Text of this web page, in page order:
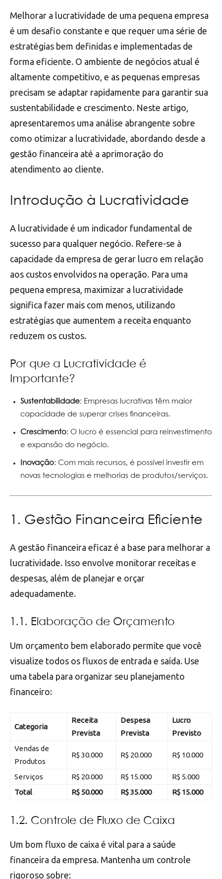
Melhorar a lucratividade de uma pequena empresa
é um desafio constante e que requer uma série de
estratégias bem definidas e implementadas de
forma eficiente. O ambiente de negócios atual é
altamente competitivo, e as pequenas empresas
precisam se adaptar rapidamente para garantir sua
sustentabilidade e crescimento. Neste artigo,
apresentaremos uma análise abrangente sobre
como otimizar a lucratividade, abordando desde a
gestão financeira até a aprimoração do
atendimento ao cliente.
Introdução à Lucratividade
A lucratividade é um indicador fundamental de
sucesso para qualquer negócio. Refere-se à
capacidade da empresa de gerar lucro em relação
aos custos envolvidos na operação. Para uma
pequena empresa, maximizar a lucratividade
significa fazer mais com menos, utilizando
estratégias que aumentem a receita enquanto
reduzem os custos.
Por que a Lucratividade é
Importante?
Sustentabilidade: Empresas lucrativas têm maior
capacidade de superar crises financeiras.
Crescimento: O lucro é essencial para reinvestimento
e expansão do negócio.
Inovação: Com mais recursos, é possível investir em
novas tecnologias e melhorias de produtos/serviços.
1. Gestão Financeira Eficiente
A gestão financeira eficaz é a base para melhorar a
lucratividade. Isso envolve monitorar receitas e
despesas, além de planejar e orçar
adequadamente.
1.1. Elaboração de Orçamento
Um orçamento bem elaborado permite que você
visualize todos os fluxos de entrada e saída. Use
uma tabela para organizar seu planejamento
financeiro:
Categoria
Receita
Prevista
Despesa
Prevista
Lucro
Previsto
Vendas de
Produtos
R$ 30.000 R$ 20.000 R$ 10.000
Serviços R$ 20.000 R$ 15.000
R$ 5.000
Total
R$ 50.000 R$ 35.000 R$ 15.000
1.2. Controle de Fluxo de Caixa
Um bom fluxo de caixa é vital para a saúde
financeira da empresa. Mantenha um controle
rigoroso sobre: